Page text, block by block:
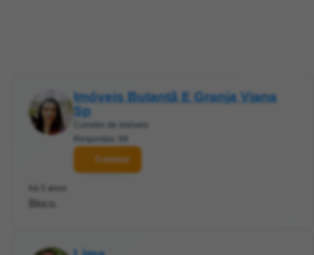
Imóveis Butantã E Granja Viana
Sp
Corretor de imóveis
Respostas: 69
Contatar
há 5 anos
Bloco.